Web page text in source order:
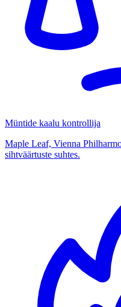
Müntide kaalu kontrollija
Maple Leaf, Vienna
sihtväärtuste suhtes.